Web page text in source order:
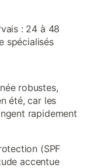
: 24 à 48
spécialisés
robustes,
été, car les
rapidement
(SPF
accentue